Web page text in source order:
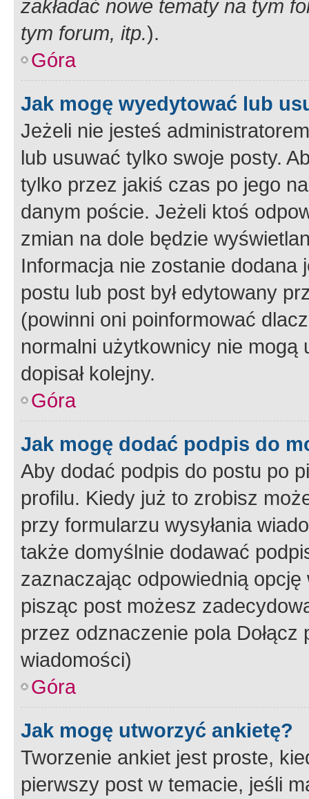
zakładać nowe tematy na tym
tym forum, itp.).
Góra
Jak mogę wyedytować lub
Jeżeli nie jesteś
lub usuwać tylko swoje posty.
tylko przez jakiś czas po jego
danym poście. Jeżeli ktoś
zmian na dole będzie
Informacja nie zostanie dodana
postu lub post był edytowany
(powinni oni poinformować
normalni użytkownicy nie
dopisał kolejny.
Góra
Jak mogę dodać podpis do
Aby dodać podpis do postu po
profilu. Kiedy już to zrobisz
przy formularzu wysyłania
także domyślnie dodawać
zaznaczając odpowiednią
pisząc post możesz
przez odznaczenie pola
wiadomości)
Góra
Jak mogę utworzyć ankietę?
Tworzenie ankiet jest proste,
pierwszy post w temacie, jeśli